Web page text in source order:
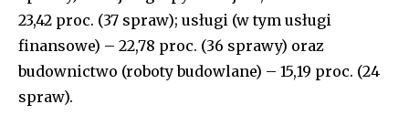
23,42 proc. (37 spraw); usługi (w tym usługi
finansowe) – 22,78 proc. (36 sprawy) oraz
budownictwo (roboty budowlane) – 15,19 proc. (24
spraw).